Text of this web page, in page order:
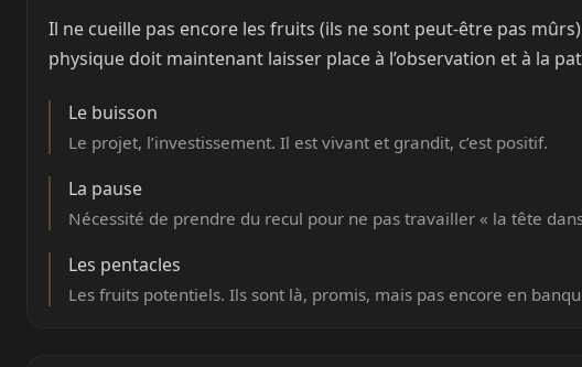
Il ne cueille pas encore les fruits (ils ne sont peut-être pas
physique doit maintenant laisser place à l’observation et à la
Le buisson
Le projet, l’investissement. Il est vivant et grandit, c’est positif.
La pause
Nécessité de prendre du recul pour ne pas travailler « la tête
Les pentacles
Les fruits potentiels. Ils sont là, promis, mais pas encore en